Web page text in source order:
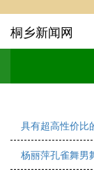
桐乡新闻网
具有超高性价比
杨丽萍孔雀舞男